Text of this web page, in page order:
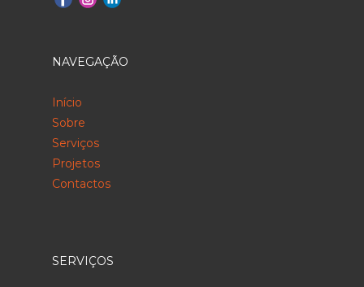
NAVEGAÇÃO
Início
Sobre
Serviços
Projetos
Contactos
SERVIÇOS